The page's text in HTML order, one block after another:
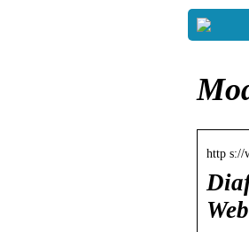
http s://